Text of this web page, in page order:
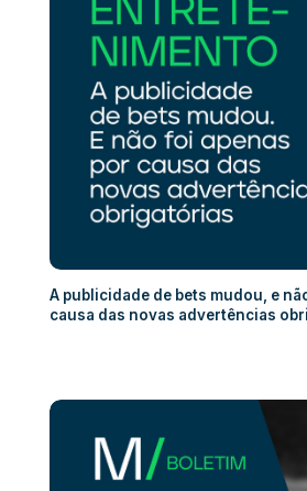
A publicidade de bets mudou, e
causa das novas advertências